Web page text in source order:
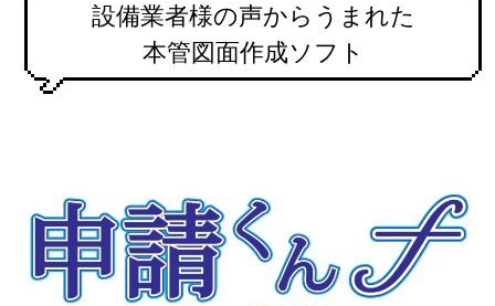
設備業者様の声からうまれた
本管図面作成ソフト